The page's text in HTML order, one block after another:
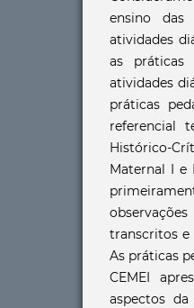
ensino das
atividades
as práticas
atividades
práticas
referencial
Histórico-
Maternal I e
transcritos e
As práticas
CEMEI
aspectos